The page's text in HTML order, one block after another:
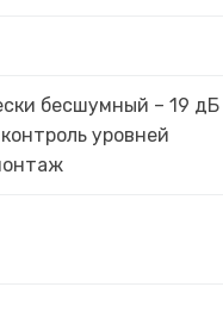
бесшумный – 19 дБ
уровней